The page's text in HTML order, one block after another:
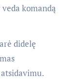
komandą
didelę